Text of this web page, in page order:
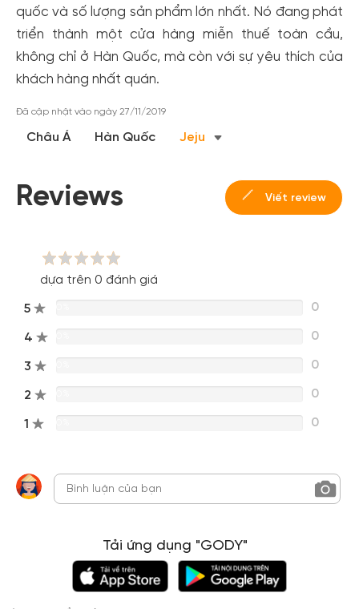
quốc và số lượng sản phẩm lớn nhất. Nó đang phát
triển thành một cửa hàng miễn thuế toàn cầu,
không chỉ ở Hàn Quốc, mà còn với sự yêu thích của
khách hàng nhất quán.
Đã cập nhật vào ngày 27/11/2019
Châu Á Hàn Quốc Jeju
Reviews Viết review
dựa trên 0 đánh giá
5 0
4 0
3 0
2 0
1 0
Tải ứng dụng "GODY"
Tạo tài khoản nhanh - nhận nhiều ưu
đãi!
Tạo tài khoản để có thể nhận ngay các ưu đãi hấp dẫn
dành cho thành viên đến từ các đối tác của Gody.vn dành
Đăng ký